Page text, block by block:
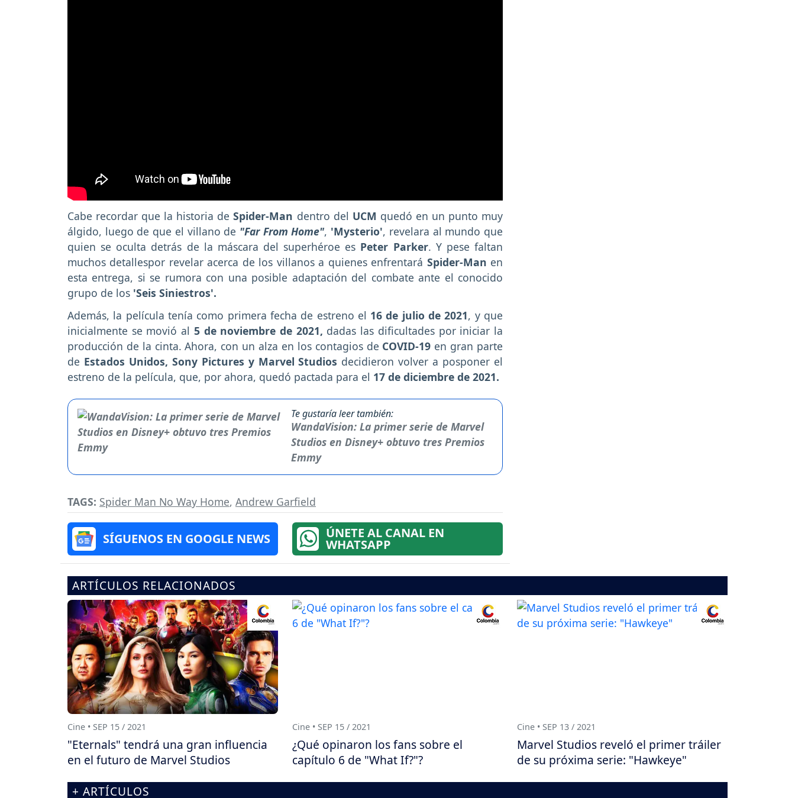
Cabe recordar que la historia de Spider-Man dentro del UCM quedó en un punto muy
álgido, luego de que el villano de "Far From Home", 'Mysterio', revelara al mundo que
quien se oculta detrás de la máscara del superhéroe es Peter Parker. Y pese faltan
muchos detallespor revelar acerca de los villanos a quienes enfrentará Spider-Man en
esta entrega, si se rumora con una posible adaptación del combate ante el conocido
grupo de los 'Seis Siniestros'.
Además, la película tenía como primera fecha de estreno el 16 de julio de 2021, y que
inicialmente se movió al 5 de noviembre de 2021, dadas las dificultades por iniciar la
producción de la cinta. Ahora, con un alza en los contagios de COVID-19 en gran parte
de Estados Unidos, Sony Pictures y Marvel Studios decidieron volver a posponer el
estreno de la película, que, por ahora, quedó pactada para el 17 de diciembre de 2021.
Te gustaría leer también:
WandaVision: La primer serie de Marvel
Studios en Disney+ obtuvo tres Premios
Emmy
TAGS: Spider Man No Way Home, Andrew Garfield
SÍGUENOS EN GOOGLE NEWS ÚNETE AL CANAL EN
WHATSAPP
ARTÍCULOS RELACIONADOS
Cine • SEP 15 / 2021
"Eternals" tendrá una gran influencia
en el futuro de Marvel Studios
Cine • SEP 15 / 2021
¿Qué opinaron los fans sobre el
capítulo 6 de "What If?"?
Cine • SEP 13 / 2021
Marvel Studios reveló el primer tráiler
de su próxima serie: "Hawkeye"
+ ARTÍCULOS